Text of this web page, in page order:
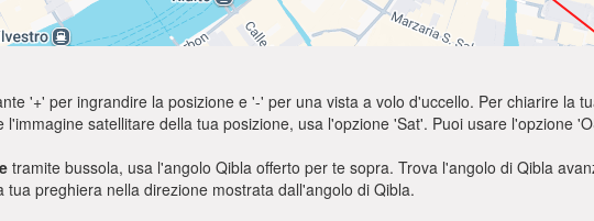
'+' per ingrandire la posizione e '-' per una vista a volo d'uccello. Per chiarire la
satellitare della tua posizione, usa l'opzione 'Sat'. Puoi usare l'opzione
tramite bussola, usa l'angolo Qibla offerto per te sopra. Trova l'angolo di Qibla
preghiera nella direzione mostrata dall'angolo di Qibla.